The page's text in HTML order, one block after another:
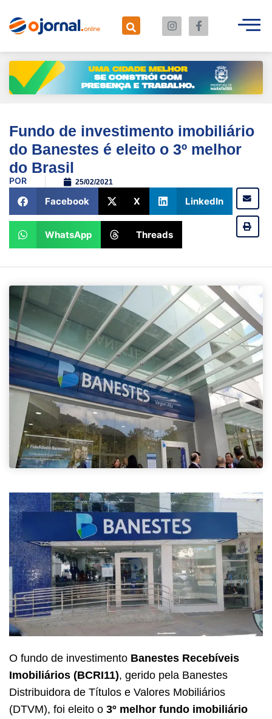
Fundo de investimento imobiliário
do Banestes é eleito o 3º melhor
do Brasil
POR 25/02/2021
Facebook X LinkedIn
WhatsApp Threads
O fundo de investimento Banestes Recebíveis
Imobiliários (BCRI11), gerido pela Banestes
Distribuidora de Títulos e Valores Mobiliários
(DTVM), foi eleito o 3º melhor fundo imobiliário